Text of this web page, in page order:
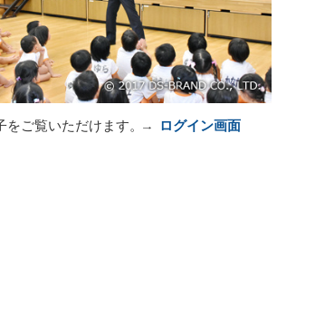
をご覧いただけます。→ ログイン画面